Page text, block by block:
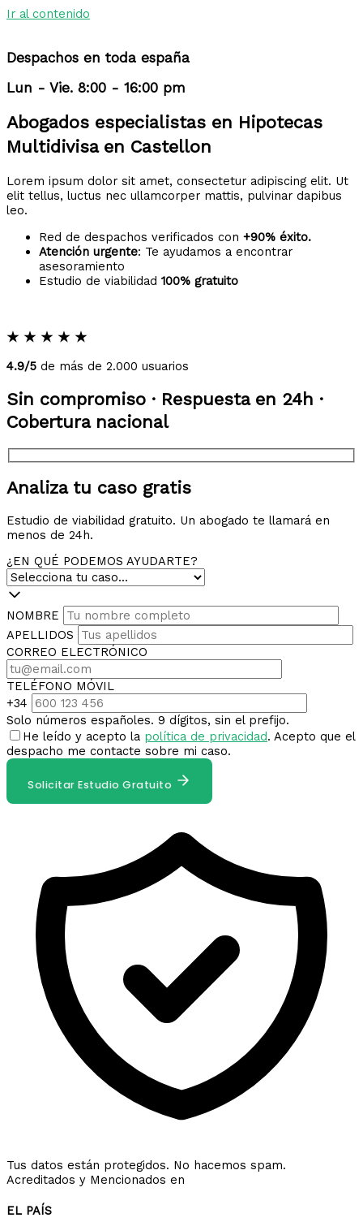
Ir al contenido
Despachos en toda españa
Lun - Vie. 8:00 - 16:00 pm
Abogados especialistas en Hipotecas
Multidivisa en Castellon
Lorem ipsum dolor sit amet, consectetur adipiscing elit. Ut
elit tellus, luctus nec ullamcorper mattis, pulvinar dapibus
leo.
Red de despachos verificados con +90% éxito.
Atención urgente: Te ayudamos a encontrar
asesoramiento
Estudio de viabilidad 100% gratuito
★ ★ ★ ★ ★
4.9/5 de más de 2.000 usuarios
Sin compromiso · Respuesta en 24h ·
Cobertura nacional
Analiza tu caso gratis
Estudio de viabilidad gratuito. Un abogado te llamará en
menos de 24h.
¿EN QUÉ PODEMOS AYUDARTE?
NOMBRE
APELLIDOS
CORREO ELECTRÓNICO
TELÉFONO MÓVIL
+34
Solo números españoles. 9 dígitos, sin el prefijo.
He leído y acepto la política de privacidad. Acepto que el
despacho me contacte sobre mi caso.
Solicitar Estudio Gratuito
Tus datos están protegidos. No hacemos spam.
Acreditados y Mencionados en
EL PAÍS